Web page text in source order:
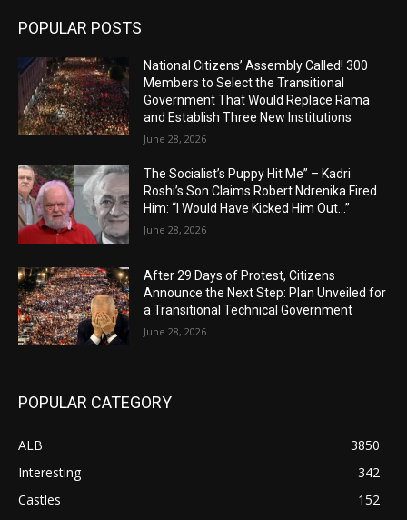
POPULAR POSTS
National Citizens’ Assembly Called! 300
Members to Select the Transitional
Government That Would Replace Rama
and Establish Three New Institutions
June 28, 2026
The Socialist’s Puppy Hit Me” – Kadri
Roshi’s Son Claims Robert Ndrenika Fired
Him: “I Would Have Kicked Him Out…”
June 28, 2026
After 29 Days of Protest, Citizens
Announce the Next Step: Plan Unveiled for
a Transitional Technical Government
June 28, 2026
POPULAR CATEGORY
ALB
3850
Interesting
342
Castles
152